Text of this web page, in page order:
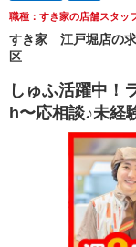
職種：すき家の店舗スタッ
すき家 江戸堀店の求
区
しゅふ活躍中！
h〜応相談♪未